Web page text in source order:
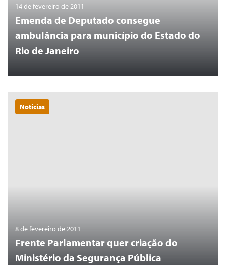
14 de fevereiro de 2011
Emenda de Deputado consegue
ambulância para município do Estado do
Rio de Janeiro
Notícias
8 de fevereiro de 2011
Frente Parlamentar quer criação do
Ministério da Segurança Pública